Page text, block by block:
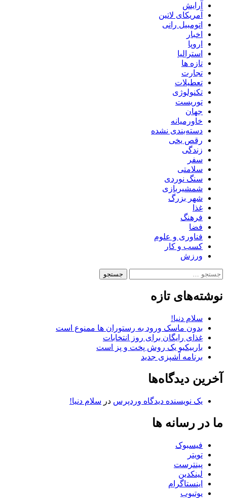
آرایش
آمریکای لاتین
اتومبیل رانی
اخبار
اروپا
استرالیا
تازه ها
تجارت
تعطیلات
تکنولوژی
توریست
جهان
خاورمیانه
دسته‌بندی نشده
رقص یخی
زندگی
سفر
سلامتی
سنگ نوردی
شمشیربازی
شهر بزرگ
غذا
فرهنگ
فضا
فناوری و علوم
کسب و کار
ورزش
جستجو
نوشته‌های تازه
سلام دنیا!
بدون ماسک ورود به رستوران ها ممنوع است
غذای رایگان برای روز انتخابات
باربیکیو یک روش پخت و پز است
برنامه آشپزی جدید
آخرین دیدگاه‌ها
یک نویسنده دیدگاه وردپرس در سلام دنیا!
ما در رسانه ها
فیسبوک
تویتر
پینترست
لینکدین
اینستاگرام
یوتیوب